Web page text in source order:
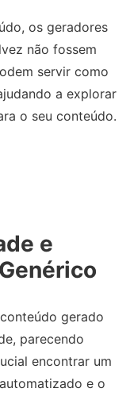
os geradores
não fossem
servir como
a explorar
o seu conteúdo.
e
gerado
parecendo
encontrar um
e o